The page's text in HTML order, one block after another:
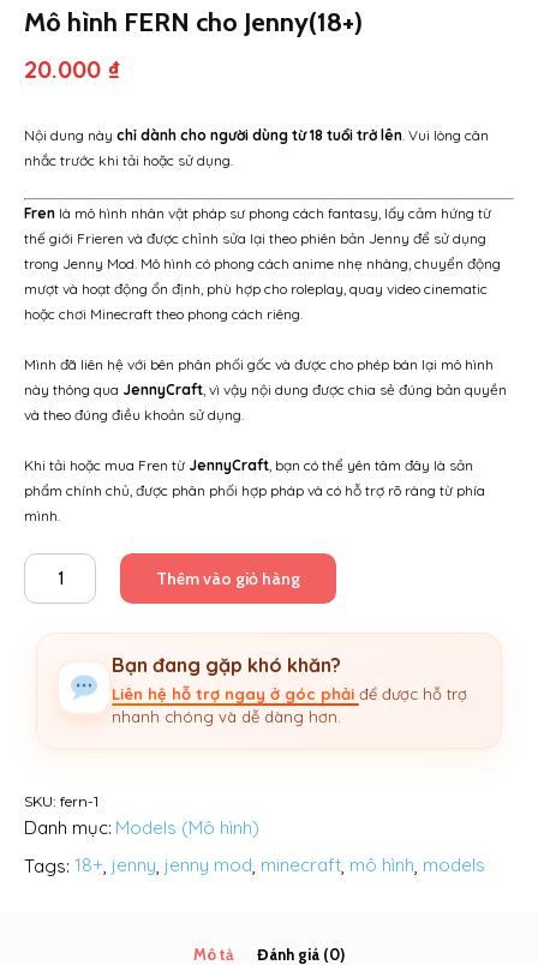
Mô hình FERN cho Jenny(18+)
20.000 ₫
Nội dung này chỉ dành cho người dùng từ 18 tuổi trở lên . Vui lòng cân
nhắc trước khi tải hoặc sử dụng.
Fren là mô hình nhân vật pháp sư phong cách fantasy, lấy cảm hứng từ
thế giới Frieren và được chỉnh sửa lại theo phiên bản Jenny để sử dụng
trong Jenny Mod. Mô hình có phong cách anime nhẹ nhàng, chuyển động
mượt và hoạt động ổn định, phù hợp cho roleplay, quay video cinematic
hoặc chơi Minecraft theo phong cách riêng.
Mình đã liên hệ với bên phân phối gốc và được cho phép bán lại mô hình
này thông qua JennyCraft , vì vậy nội dung được chia sẻ đúng bản quyền
và theo đúng điều khoản sử dụng.
Khi tải hoặc mua Fren từ JennyCraft , bạn có thể yên tâm đây là sản
phẩm chính chủ, được phân phối hợp pháp và có hỗ trợ rõ ràng từ phía
mình.
Mô
hình
cho
Jenny(18+)
lượng
Thêm vào giỏ hàng
Bạn đang gặp khó khăn?
Liên hệ hỗ trợ ngay ở góc phải để được hỗ trợ
nhanh chóng và dễ dàng hơn.
SKU: fern-1
Danh mục: Models (Mô hình)
Tags: 18+ jenny jenny mod minecraft mô hình models
Mô tả Đánh giá (0)